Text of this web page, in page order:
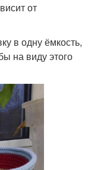
от
в одну ёмкость,
на виду этого